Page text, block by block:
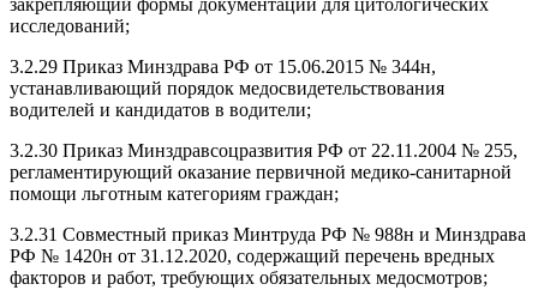
закрепляющий формы документации для цитологических
исследований;
3.2.29 Приказ Минздрава РФ от 15.06.2015 № 344н,
устанавливающий порядок медосвидетельствования
водителей и кандидатов в водители;
3.2.30 Приказ Минздравсоцразвития РФ от 22.11.2004 № 255,
регламентирующий оказание первичной медико-санитарной
помощи льготным категориям граждан;
3.2.31 Совместный приказ Минтруда РФ № 988н и Минздрава
РФ № 1420н от 31.12.2020, содержащий перечень вредных
факторов и работ, требующих обязательных медосмотров;